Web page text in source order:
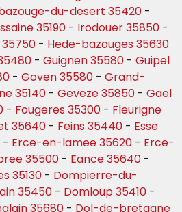
du-desert 35420 -
35190 - Irodouer 35850 -
- Hede-bazouges 35630
- Guignen 35580 - Guipel
- Goven 35580 - Grand-
35140 - Geveze 35850 - Gael
- Fougeres 35300 - Fleurigne
35640 - Feins 35440 - Esse
- Erce-en-lamee 35620 - Erce-
35500 - Eance 35640 -
35130 - Dompierre-du-
35450 - Domloup 35410 -
35680 - Dol-de-bretagne